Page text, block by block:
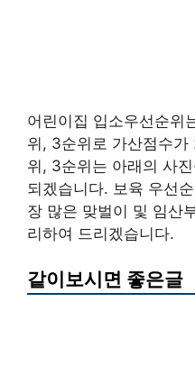
어린이집 입소우선순위
위, 3순위로 가산점수가
위, 3순위는 아래의 사
되겠습니다. 보육 우선
장 많은 맞벌이 및 임산
리하여 드리겠습니다.
같이보시면 좋은글